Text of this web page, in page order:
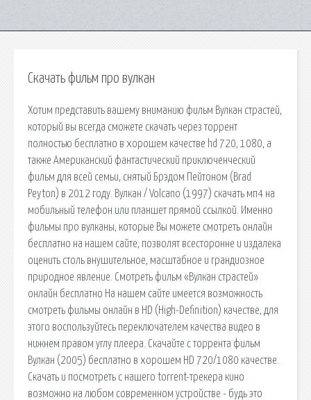
Скачать фильм про вулкан
Хотим представить вашему вниманию фильм Вулкан страстей,
который вы всегда сможете скачать через торрент
полностью бесплатно в хорошем качестве hd 720, 1080, а
также Американский фантастический приключенческий
фильм для всей семьи, снятый Брэдом Пейтоном (Brad
Peyton) в 2012 году. Вулкан / Volcano (1997) скачать мп4 на
мобильный телефон или планшет прямой ссылкой. Именно
фильмы про вулканы, которые Вы можете смотреть онлайн
бесплатно на нашем сайте, позволят всесторонне и издалека
оценить столь внушительное, масштабное и грандиозное
природное явление. Смотреть фильм «Вулкан страстей»
онлайн бесплатно На нашем сайте имеется возможность
смотреть фильмы онлайн в HD (High-Definition) качестве, для
этого воспользуйтесь переключателем качества видео в
нижнем правом углу плеера. Скачайте с торрента фильм
Вулкан (2005) бесплатно в хорошем HD 720/1080 качестве.
Скачать и посмотреть с нашего torrent-трекера кино
возможно на любом современном устройстве - будь это